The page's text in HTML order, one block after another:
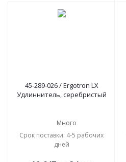
45-289-026 / Ergotron LX
Удлиннитель, серебристый
Много
Срок поставки: 4-5 рабочих
дней